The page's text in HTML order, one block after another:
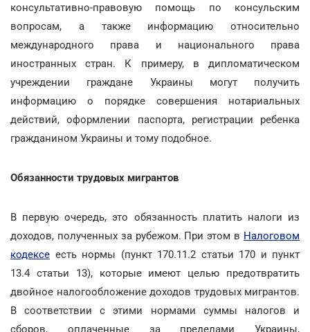
консультативно-правовую помощь по консульским
вопросам, а также информацию относительно
международного права и национального права
иностранных стран. К примеру, в дипломатическом
учреждении граждане Украины могут получить
информацию о порядке совершения нотариальных
действий, оформлении паспорта, регистрации ребенка
гражданином Украины и тому подобное.
Обязанности трудовых мигрантов
В первую очередь, это обязанность платить налоги из
доходов, полученных за рубежом. При этом в Налоговом
кодексе есть нормы (пункт 170.11.2 статьи 170 и пункт
13.4 статьи 13), которые имеют целью предотвратить
двойное налогообложение доходов трудовых мигрантов.
В соответствии с этими нормами суммы налогов и
сборов, оплаченные за пределами Украины,